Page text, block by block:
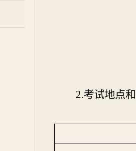
2.考试地点